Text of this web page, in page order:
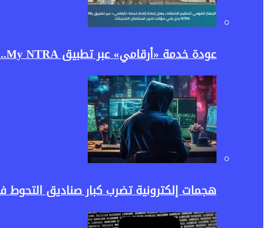
عودة خدمة «أرقامي» عبر تطبيق My NTRA.. تنظيم الاتصالات يعيد إتاحتها بحل مؤقت لتعزيز حماية بيانات المستخدمين
هجمات إلكترونية تضرب كبار صناديق